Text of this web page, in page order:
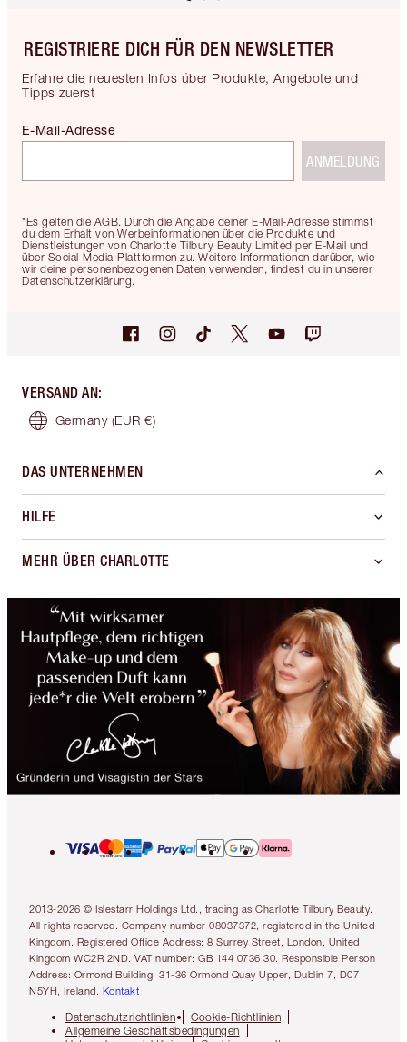
REGISTRIERE DICH FÜR DEN NEWSLETTER
Erfahre die neuesten Infos über Produkte, Angebote und
Tipps zuerst
*Es gelten die AGB. Durch die Angabe deiner E-Mail-Adresse stimmst
du dem Erhalt von Werbeinformationen über die Produkte und
Dienstleistungen von Charlotte Tilbury Beauty Limited per E-Mail und
über Social-Media-Plattformen zu. Weitere Informationen darüber, wie
wir deine personenbezogenen Daten verwenden, findest du in unserer
Datenschutzerklärung.
E-Mail-Adresse
ANMELDUNG
VERSAND AN:
Germany (EUR €)
DAS UNTERNEHMEN
HILFE
MEHR ÜBER CHARLOTTE
2013-2026 © Islestarr Holdings Ltd., trading as Charlotte Tilbury Beauty.
All rights reserved. Company number 08037372, registered in the United
Kingdom. Registered Office Address: 8 Surrey Street, London, United
Kingdom WC2R 2ND. VAT number: GB 144 0736 30. Responsible Person
Address: Ormond Building, 31-36 Ormond Quay Upper, Dublin 7, D07
N5YH, Ireland. Kontakt
Datenschutzrichtlinien
Cookie-Richtlinien
Allgemeine Geschäftsbedingungen